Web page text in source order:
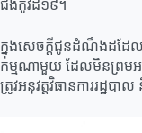
ជំងឺកូវីដ១៩។
ក្នុងសេចក្ដីជូនដំណឹងដដែល
កម្មណាមួយ ដែលមិនព្រមអនុ
ត្រូវអនុវត្តវិធានការរដ្ឋ